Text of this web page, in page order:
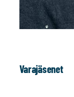
Varajäsenet